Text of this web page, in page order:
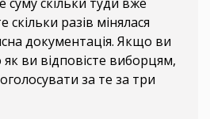
разів мінялася
документація. Якщо ви
ви відповісте виборцям,
за те за три